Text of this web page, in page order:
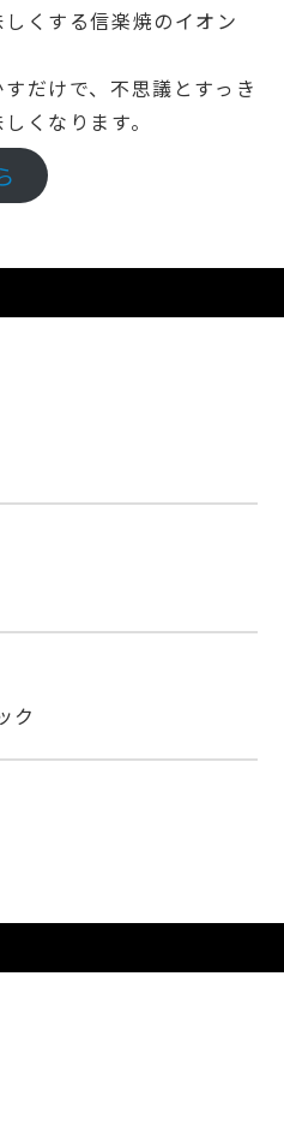
くする信楽焼のイオン
だけで、不思議とすっき
くなります。
ク